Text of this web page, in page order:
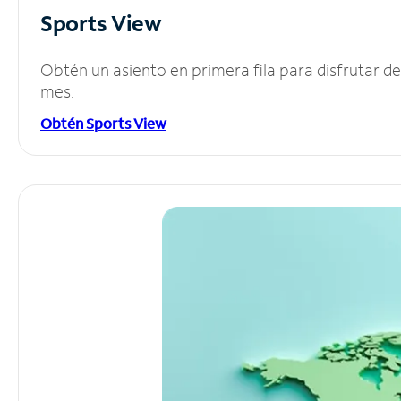
Sports View
Obtén un asiento en primera fila para disfrutar
mes.
Obtén Sports View